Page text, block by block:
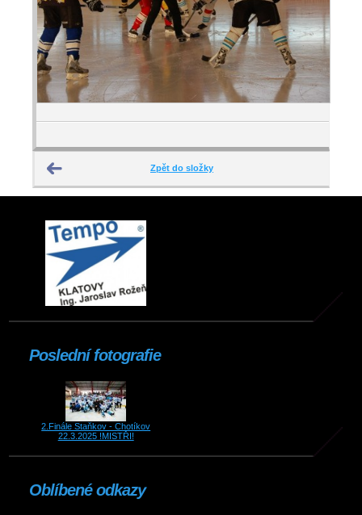
Zpět do složky
Poslední fotografie
2.Finále Staňkov - Chotíkov
22.3.2025 !MISTŘI!
Oblíbené odkazy